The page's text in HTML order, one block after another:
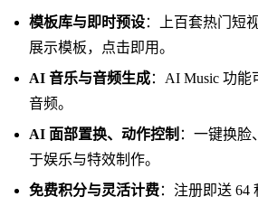
模板库与即时预设：上百套热门短
展示模板，点击即用。
AI 音乐与音频生成：AI Music 功
音频。
AI 面部置换、动作控制 ：一键换脸
于娱乐与特效制作。
免费积分与灵活计费：注册即送 64